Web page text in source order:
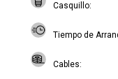
Casquillo
Tiempo de
Cables